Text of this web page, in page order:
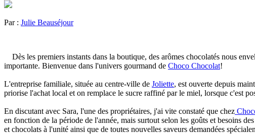
Par : Julie Beauséjour
Dès les premiers instants dans la boutique, des arômes chocolatés nous
importante. Bienvenue dans l'univers gourmand de Choco Chocolat!
L'entreprise familiale, située au centre-ville de Joliette, est ouverte depuis
priorise l'achat local et on remplace le sucre raffiné par le miel, lorsque c'est
En discutant avec Sara, l'une des propriétaires, j'ai vite constaté que chez
en fonction de la période de l'année, mais surtout selon les goûts et besoins
et chocolats à l'unité ainsi que de toutes nouvelles saveurs demandées